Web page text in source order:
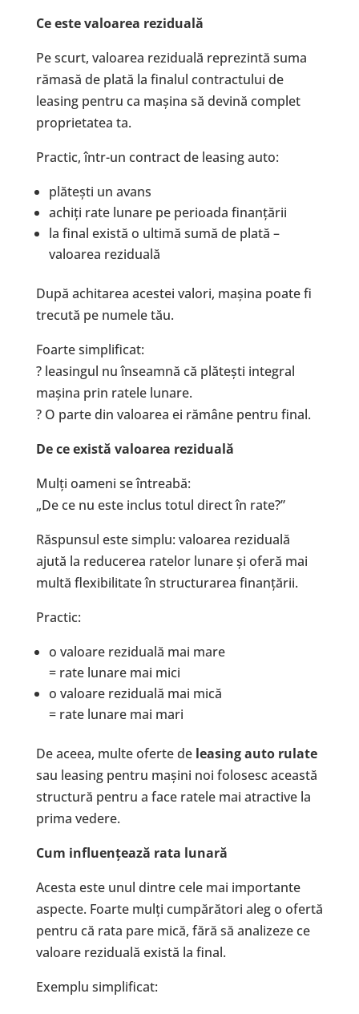
Ce este valoarea reziduală
Pe scurt, valoarea reziduală reprezintă suma
rămasă de plată la finalul contractului de
leasing pentru ca mașina să devină complet
proprietatea ta.
Practic, într-un contract de leasing auto:
plătești un avans
achiți rate lunare pe perioada finanțării
la final există o ultimă sumă de plată –
valoarea reziduală
După achitarea acestei valori, mașina poate fi
trecută pe numele tău.
Foarte simplificat:
? leasingul nu înseamnă că plătești integral
mașina prin ratele lunare.
? O parte din valoarea ei rămâne pentru final.
De ce există valoarea reziduală
Mulți oameni se întreabă:
„De ce nu este inclus totul direct în rate?”
Răspunsul este simplu: valoarea reziduală
ajută la reducerea ratelor lunare și oferă mai
multă flexibilitate în structurarea finanțării.
Practic:
o valoare reziduală mai mare
= rate lunare mai mici
o valoare reziduală mai mică
= rate lunare mai mari
De aceea, multe oferte de leasing auto rulate
sau leasing pentru mașini noi folosesc această
structură pentru a face ratele mai atractive la
prima vedere.
Cum influențează rata lunară
Acesta este unul dintre cele mai importante
aspecte. Foarte mulți cumpărători aleg o ofertă
pentru că rata pare mică, fără să analizeze ce
valoare reziduală există la final.
Exemplu simplificat: